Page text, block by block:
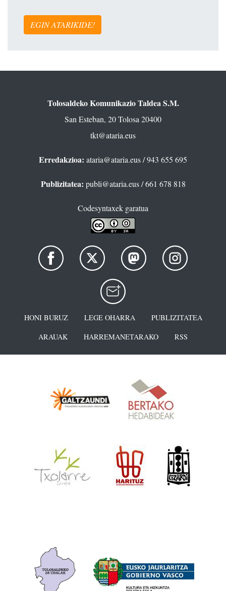
EGIN ATARIKIDE!
Tolosaldeko Komunikazio Taldea S.M.
San Esteban, 20 Tolosa 20400
tkt@ataria.eus
Erredakzioa: ataria@ataria.eus/ 943 655 695
Publizitatea: publi@ataria.eus/ 661 678 818
Codesyntaxek garatua
HONI BURUZ LEGE OHARRA
PUBLIZITATEA
ARAUAK
HARREMANETARAKO RSS